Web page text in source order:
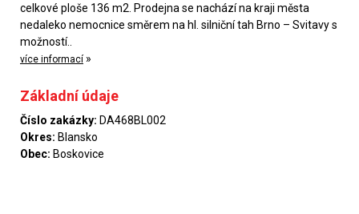
celkové ploše 136 m2. Prodejna se nachází na kraji města
nedaleko nemocnice směrem na hl. silniční tah Brno – Svitavy s
možností..
více informací »
Základní údaje
Číslo zakázky: DA468BL002
Okres: Blansko
Obec: Boskovice